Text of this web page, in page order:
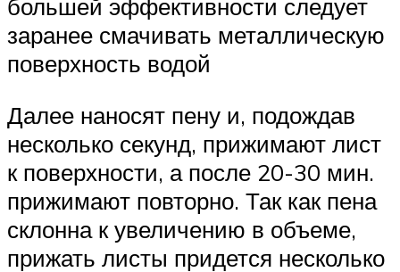
большей эффективности следует
заранее смачивать металлическую
поверхность водой
Далее наносят пену и, подождав
несколько секунд, прижимают лист
к поверхности, а после 20-30 мин.
прижимают повторно. Так как пена
склонна к увеличению в объеме,
прижать листы придется несколько